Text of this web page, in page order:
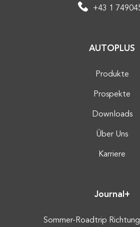
+43 1
AUTOPLUS
Produkte
Prospekte
Downloads
Über Uns
Karriere
Journal+
Sommer-Roadtrip